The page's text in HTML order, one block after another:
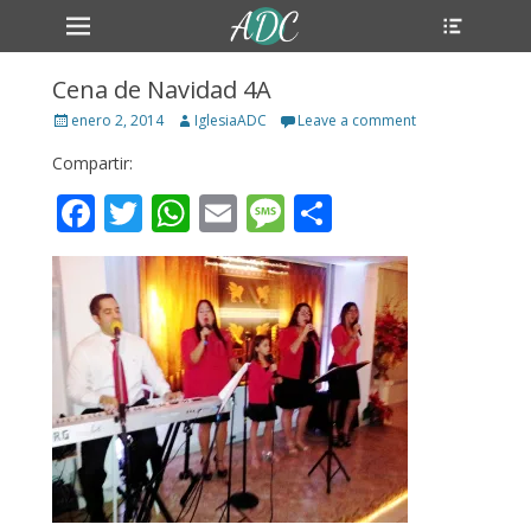
Skip
to
Primary Menu
Cena de Navidad 4A
Posted
enero 2, 2014 Author
IglesiaADC Leave a comment
Compartir:
Facebook
Twitter
WhatsApp
EmailMessage